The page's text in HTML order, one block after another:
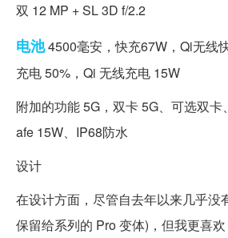
双 12 MP + SL 3D f/2.2
电池4500毫安，快充67W，Qi无线
充电 50%，Qi 无线充电 15W
附加的功能 5G，双卡 5G、可选双
afe 15W、IP68防水
设计
在设计方面，尽管自去年以来几乎没
保留给系列的 Pro 变体)，但我更喜